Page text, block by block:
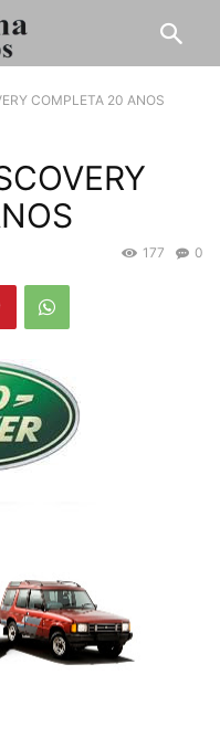
COMPLETA 20 ANOS
0
177